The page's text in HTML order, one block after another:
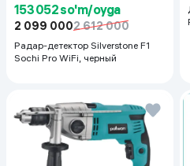
153 052 so'm/oyga
2 099 0002 612 000
Радар-детектор Silverstone F1
Sochi Pro WiFi, черный